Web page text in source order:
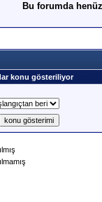
Bu forumda
konu gösteriliyor